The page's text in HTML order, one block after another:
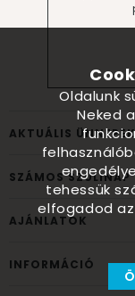
AKTUÁLIS
SZÁMOS SZÜLINAP
AJÁNLATOK
INFORMÁCIÓ
Oldalunk
Neked
tehessük
elfogadod